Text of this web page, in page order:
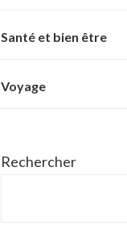
Santé et bien être
Voyage
Rechercher